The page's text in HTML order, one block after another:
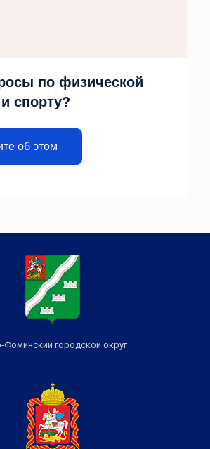
по физической
спорту?
об этом
Фоминский городской округ